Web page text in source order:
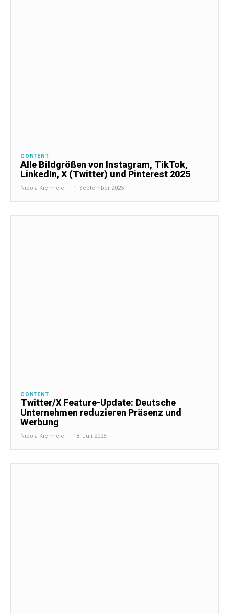
CONTENT
Alle Bildgrößen von Instagram, TikTok,
LinkedIn, X (Twitter) und Pinterest 2025
Nicola Kiermeier - 1. September 2025
CONTENT
Twitter/X Feature-Update: Deutsche
Unternehmen reduzieren Präsenz und
Werbung
Nicola Kiermeier - 18. Juli 2025